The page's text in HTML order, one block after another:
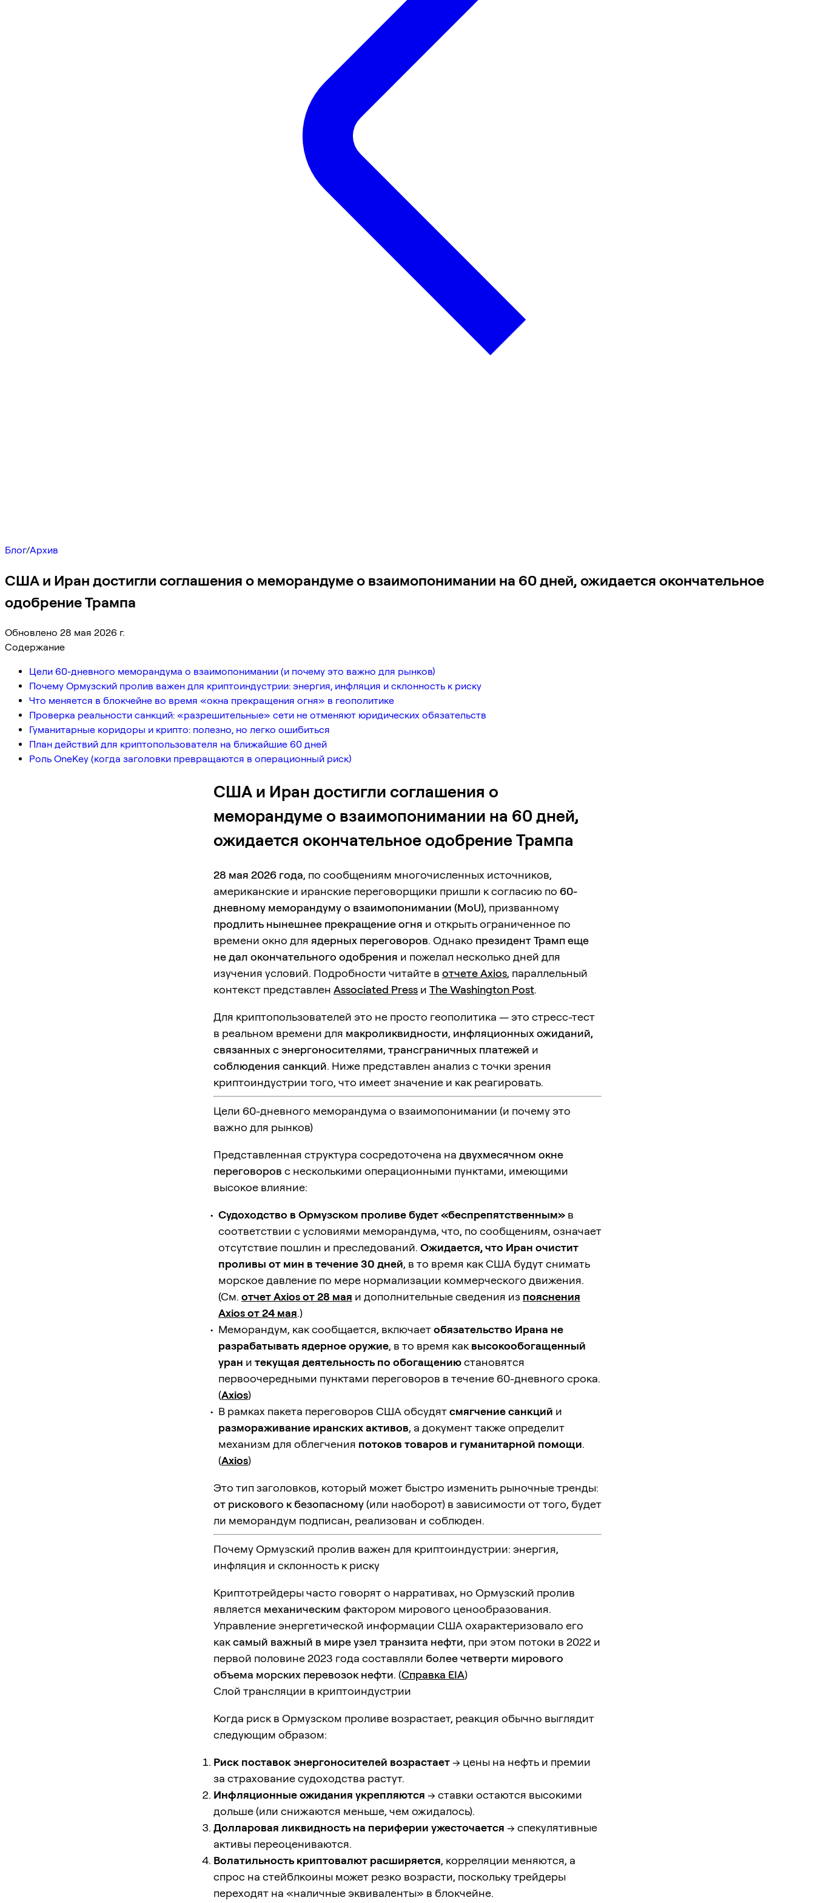
Блог/Архив
США и Иран достигли соглашения о меморандуме о взаимопонимании на 60 дней, ожидается окончательное
одобрение Трампа
Обновлено 28 мая 2026 г.
Содержание
Цели 60-дневного меморандума о взаимопонимании (и почему это важно для рынков)
Почему Ормузский пролив важен для криптоиндустрии: энергия, инфляция и склонность к риску
Что меняется в блокчейне во время «окна прекращения огня» в геополитике
Проверка реальности санкций: «разрешительные» сети не отменяют юридических обязательств
Гуманитарные коридоры и крипто: полезно, но легко ошибиться
План действий для криптопользователя на ближайшие 60 дней
Роль OneKey (когда заголовки превращаются в операционный риск)
США и Иран достигли соглашения о
меморандуме о взаимопонимании на 60 дней,
ожидается окончательное одобрение Трампа
28 мая 2026 года, по сообщениям многочисленных источников,
американские и иранские переговорщики пришли к согласию по 60-
дневному меморандуму о взаимопонимании (MoU), призванному
продлить нынешнее прекращение огня и открыть ограниченное по
времени окно для ядерных переговоров. Однако президент Трамп еще
не дал окончательного одобрения и пожелал несколько дней для
изучения условий. Подробности читайте в отчете Axios, параллельный
контекст представлен Associated Press и The Washington Post.
Для криптопользователей это не просто геополитика — это стресс-тест
в реальном времени для макроликвидности, инфляционных ожиданий,
связанных с энергоносителями, трансграничных платежей и
соблюдения санкций. Ниже представлен анализ с точки зрения
криптоиндустрии того, что имеет значение и как реагировать.
Цели 60-дневного меморандума о взаимопонимании (и почему это
важно для рынков)
Представленная структура сосредоточена на двухмесячном окне
переговоров с несколькими операционными пунктами, имеющими
высокое влияние:
Судоходство в Ормузском проливе будет «беспрепятственным» в
соответствии с условиями меморандума, что, по сообщениям, означает
отсутствие пошлин и преследований. Ожидается, что Иран очистит
проливы от мин в течение 30 дней, в то время как США будут снимать
морское давление по мере нормализации коммерческого движения.
(См. отчет Axios от 28 мая и дополнительные сведения из пояснения
Axios от 24 мая.)
Меморандум, как сообщается, включаетобязательство Ирана не
разрабатывать ядерное оружие, в то время как высокообогащенный
уран и текущая деятельность по обогащениюстановятся
первоочередными пунктами переговоров в течение 60-дневного срока.
(Axios)
В рамках пакета переговоров США обсудятсмягчение санкций и
размораживание иранских активов, а документ также определит
механизм для облегчения потоков товаров и гуманитарной помощи.
(Axios)
Это тип заголовков, который может быстро изменить рыночные тренды:
от рискового к безопасному(или наоборот) в зависимости от того, будет
ли меморандум подписан, реализован и соблюден.
Почему Ормузский пролив важен для криптоиндустрии: энергия,
инфляция и склонность к риску
Криптотрейдеры часто говорят о нарративах, но Ормузский пролив
является механическим фактором мирового ценообразования.
Управление энергетической информации США охарактеризовало его
каксамый важный в мире узел транзита нефти, при этом потоки в 2022 и
первой половине 2023 года составляли более четверти мирового
объема морских перевозок нефти. (Справка EIA)
Слой трансляции в криптоиндустрии
Когда риск в Ормузском проливе возрастает, реакция обычно выглядит
следующим образом:
Риск поставок энергоносителей возрастает→ цены на нефть и премии
за страхование судоходства растут.
Инфляционные ожидания укрепляются → ставки остаются высокими
дольше (или снижаются меньше, чем ожидалось).
Долларовая ликвидность на периферии ужесточается → спекулятивные
активы переоцениваются.
Волатильность криптовалют расширяется, корреляции меняются, а
спрос на стейблкоины может резко возрасти, поскольку трейдеры
переходят на «наличные эквиваленты» в блокчейне.